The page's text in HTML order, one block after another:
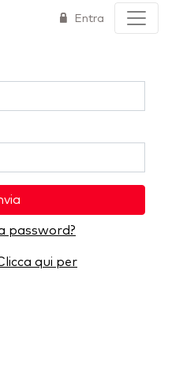
Entra
password?
qui per